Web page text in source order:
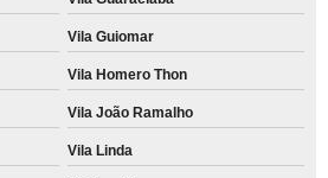
Vila Guiomar
Vila Homero Thon
Vila João Ramalho
Vila Linda